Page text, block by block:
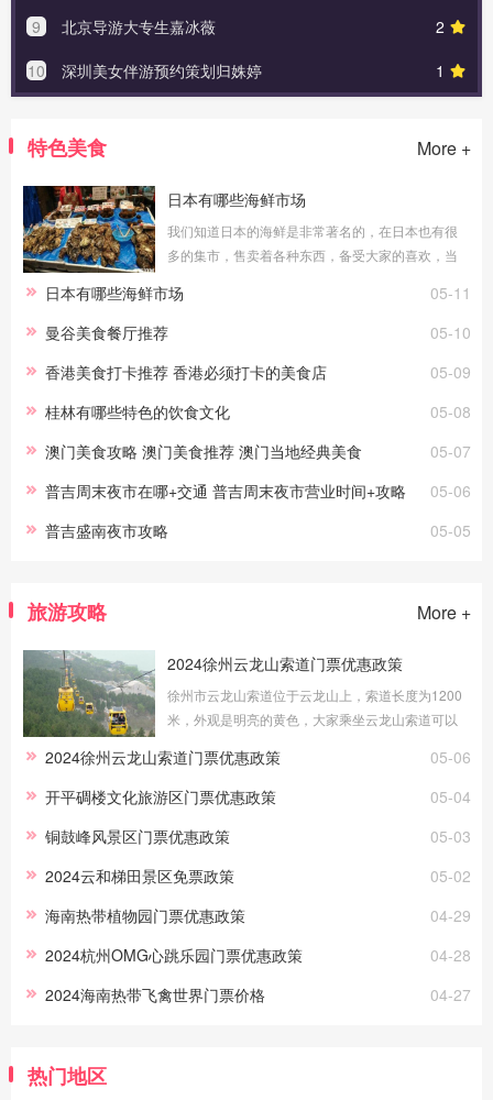
2
9
北京导游大专生嘉冰薇
1
10 深圳美女伴游预约策划归姝婷
特色美食 More +
日本有哪些海鲜市场
我们知道日本的海鲜是非常著名的，在日本也有很
多的集市，售卖着各种东西，备受大家的喜欢，当
个日本这里可以吃海鲜的市场吧！大阪黑门市 05-11
日本有哪些海鲜市场
05-10
曼谷美食餐厅推荐
05-09
香港美食打卡推荐 香港必须打卡的美食店
05-08
桂林有哪些特色的饮食文化
05-07
澳门美食攻略 澳门美食推荐 澳门当地经典美食
05-06
普吉周末夜市在哪+交通 普吉周末夜市营业时间+攻略
05-05
普吉盛南夜市攻略
旅游攻略 More +
2024徐州云龙山索道门票优惠政策
徐州市云龙山索道位于云龙山上，索道长度为1200
米，外观是明亮的黄色，大家乘坐云龙山索道可以
道门票优惠政策。优惠政策1.4米(含)
05-06
2024徐州云龙山索道门票优惠政策
05-04
开平碉楼文化旅游区门票优惠政策
05-03
铜鼓峰风景区门票优惠政策
05-02
2024云和梯田景区免票政策
04-29
海南热带植物园门票优惠政策
04-28
2024杭州OMG心跳乐园门票优惠政策
04-27
2024海南热带飞禽世界门票价格
热门地区